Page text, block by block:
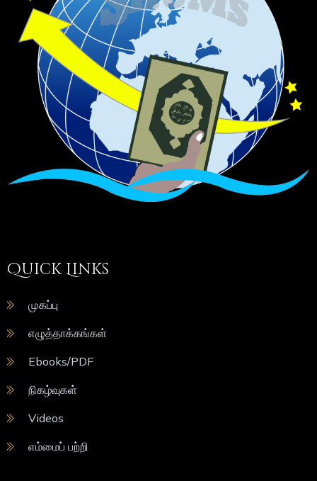
Quick Links
முகப்பு
எழுத்தாக்கங்கள்
Ebooks/PDF
நிகழ்வுகள்
Videos
எம்மைப் பற்றி